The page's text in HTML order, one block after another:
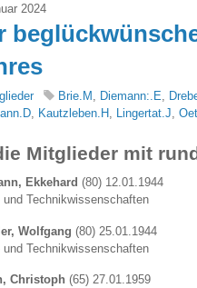
2024
Brie.M Diemann:.E
Kautzleben.H Lingertat.J
Mitglieder mit
Ekkehard (80) 12.01.1944
und Technikwissenschaften
Wolfgang (80) 25.01.1944
und Technikwissenschaften
Christoph (65) 27.01.1959